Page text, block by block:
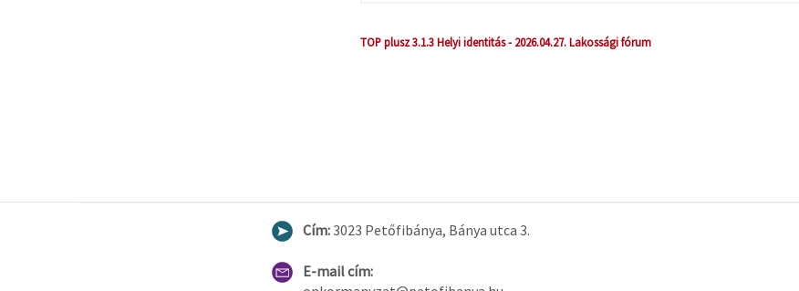
TOP plusz 3.1.3 Helyi identitás - 2026.04.27. Lakossági fórum
Cím:3023 Petőfibánya, Bánya utca 3.
E-mail cím: